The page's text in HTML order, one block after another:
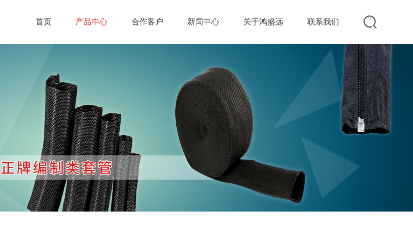
首页 产品中心 合作客户 新闻中心 关于鸿盛远 联系我们